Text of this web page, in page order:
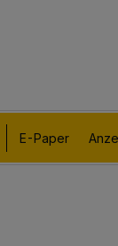
E-Paper